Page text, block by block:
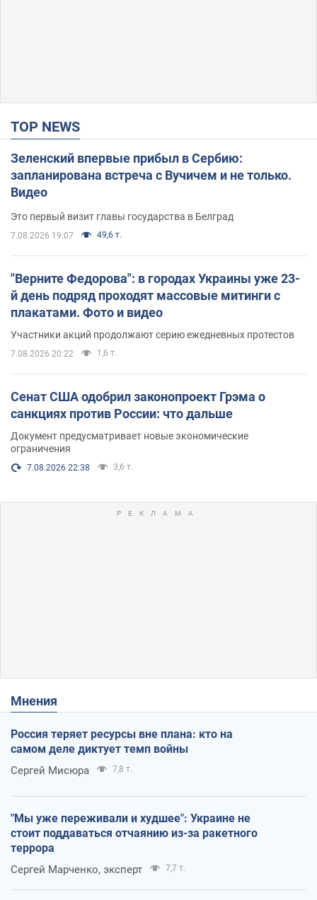
TOP NEWS
Зеленский впервые прибыл в Сербию:
запланирована встреча с Вучичем и не только.
Видео
Это первый визит главы государства в Белград
7.08.2026 19:07 49,6 т.
"Верните Федорова": в городах Украины уже 23-
й день подряд проходят массовые митинги с
плакатами. Фото и видео
Участники акций продолжают серию ежедневных протестов
7.08.2026 20:22 1,6 т.
Сенат США одобрил законопроект Грэма о
санкциях против России: что дальше
Документ предусматривает новые экономические
ограничения
7.08.2026 22:38 3,6 т.
Мнения
Россия теряет ресурсы вне плана: кто на
самом деле диктует темп войны
Сергей Мисюра 7,8 т.
"Мы уже переживали и худшее": Украине не
стоит поддаваться отчаянию из-за ракетного
террора
Сергей Марченко, эксперт 7,7 т.